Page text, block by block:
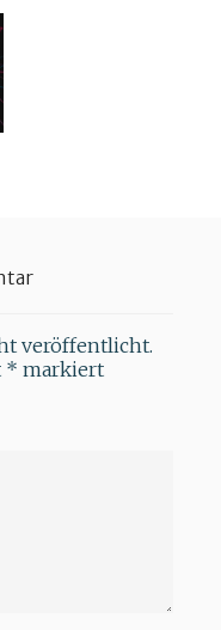
veröffentlicht.
* markiert